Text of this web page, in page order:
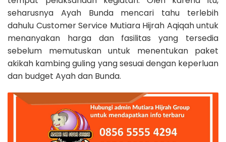
seharusnya Ayah Bunda mencari tahu terlebih
dahulu Customer Service Mutiara Hijrah Aqiqah untuk
menanyakan harga dan fasilitas yang tersedia
sebelum memutuskan untuk menentukan paket
akikah kambing guling yang sesuai dengan keperluan
dan budget Ayah dan Bunda.